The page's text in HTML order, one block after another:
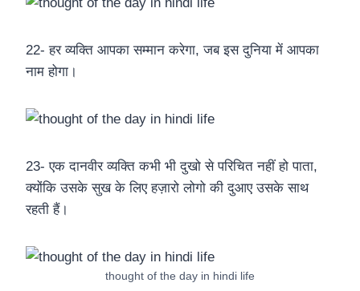
22- हर व्यक्ति आपका सम्मान करेगा, जब इस दुनिया में आपका
नाम होगा।
23- एक दानवीर व्यक्ति कभी भी दुखो से परिचित नहीं हो पाता,
क्योंकि उसके सुख के लिए हज़ारो लोगो की दुआए उसके साथ
रहती हैं।
thought of the day in hindi life